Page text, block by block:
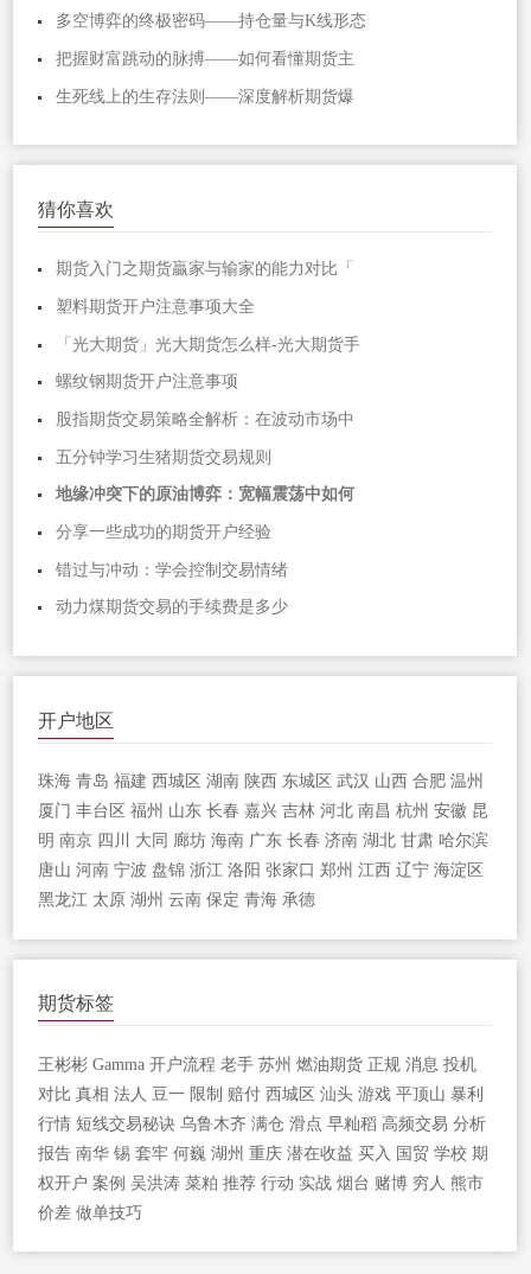
多空博弈的终极密码——持仓量与K线形态
把握财富跳动的脉搏——如何看懂期货主
生死线上的生存法则——深度解析期货爆
猜你喜欢
期货入门之期货贏家与输家的能力对比「
塑料期货开户注意事项大全
「光大期货」光大期货怎么样-光大期货手
螺纹钢期货开户注意事项
股指期货交易策略全解析：在波动市场中
五分钟学习生猪期货交易规则
地缘冲突下的原油博弈：宽幅震荡中如何
分享一些成功的期货开户经验
错过与冲动：学会控制交易情绪
动力煤期货交易的手续费是多少
开户地区
珠海 青岛 福建 西城区 湖南 陕西 东城区 武汉 山西 合肥 温州
厦门 丰台区 福州 山东 长春 嘉兴 吉林 河北 南昌 杭州 安徽 昆
明 南京 四川 大同 廊坊 海南 广东 长春 济南 湖北 甘肃 哈尔滨
唐山 河南 宁波 盘锦 浙江 洛阳 张家口 郑州 江西 辽宁 海淀区
黑龙江 太原 湖州 云南 保定 青海 承德
期货标签
王彬彬 Gamma 开户流程 老手 苏州 燃油期货 正规 消息 投机
对比 真相 法人 豆一 限制 赔付 西城区 汕头 游戏 平顶山 暴利
行情 短线交易秘诀 乌鲁木齐 满仓 滑点 早籼稻 高频交易 分析
报告 南华 锡 套牢 何巍 湖州 重庆 潜在收益 买入 国贸 学校 期
权开户 案例 吴洪涛 菜粕 推荐 行动 实战 烟台 赌博 穷人 熊市
价差 做单技巧